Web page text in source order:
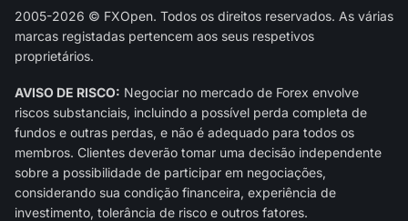
2005-2026 © FXOpen. Todos os direitos reservados. As várias
marcas registadas pertencem aos seus respetivos
proprietários.
AVISO DE RISCO: Negociar no mercado de Forex envolve
riscos substanciais, incluindo a possível perda completa de
fundos e outras perdas, e não é adequado para todos os
membros. Clientes deverão tomar uma decisão independente
sobre a possibilidade de participar em negociações,
considerando sua condição financeira, experiência de
investimento, tolerância de risco e outros fatores.